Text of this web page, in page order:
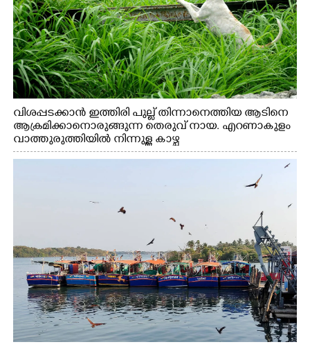
വിശപ്പടക്കാൻ ഇത്തിരി പുല്ല് തിന്നാനെത്തിയ ആടിനെ
ആക്രമിക്കാനൊരുങ്ങുന്ന തെരുവ് നായ. എറണാകുളം
വാത്തുരുത്തിയിൽ നിന്നുള്ള കാഴ്ച